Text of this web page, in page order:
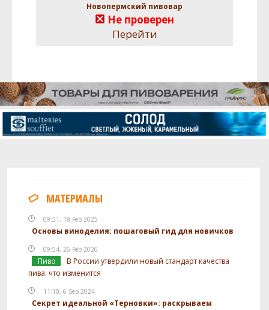
Новопермский пивовар
Не проверен
Перейти
МАТЕРИАЛЫ
09:51, 18 Feb 2025
Основы виноделия: пошаговый гид для новичков
09:54, 26 Feb 2026
Пиво
В России утвердили новый стандарт качества
пива: что изменится
11:10, 6 Sep 2024
Секрет идеальной «Терновки»: раскрываем